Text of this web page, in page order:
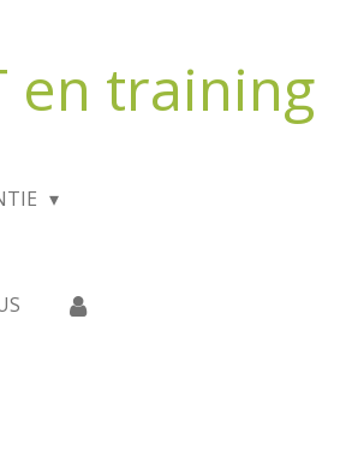
en training